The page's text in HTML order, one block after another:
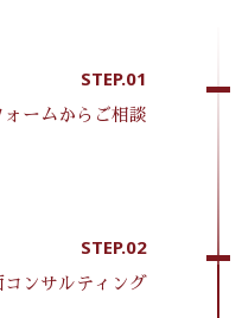
STEP.01
ームからご相談
STEP.02
コンサルティング